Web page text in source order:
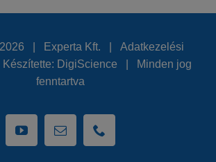
2026 | Experta Kft. | Adatkezelési
DigiScience | Minden jog
fenntartva
YouTubeEmail: Phone